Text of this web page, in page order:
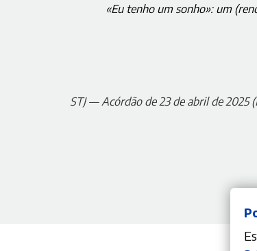
«Eu tenho um sonho»: um
STJ — Acórdão de 23 de abril de 2025